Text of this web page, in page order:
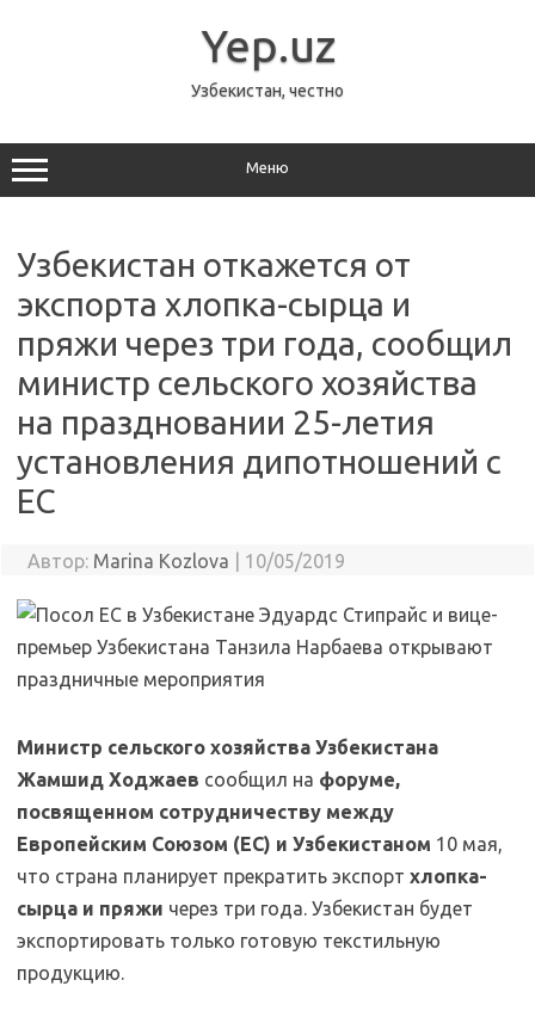
Yep.uz
Узбекистан, честно
Меню
Узбекистан откажется от
экспорта хлопка-сырца и
пряжи через три года, сообщил
министр сельского хозяйства
на праздновании 25-летия
установления дипотношений с
ЕС
Автор: Marina Kozlova 10/05/2019
Министр сельского хозяйства Узбекистана
Жамшид Ходжаев сообщил на форуме,
посвященном сотрудничеству между
Европейским Союзом (ЕС) и Узбекистаном 10 мая,
что страна планирует прекратить экспорт хлопка-
сырца и пряжи через три года. Узбекистан будет
экспортировать только готовую текстильную
продукцию.